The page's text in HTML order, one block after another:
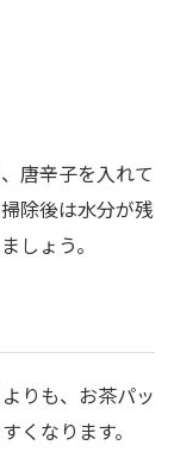
唐辛子を入れて
除後は水分が残
しょう。
りも、お茶パッ
くなります。